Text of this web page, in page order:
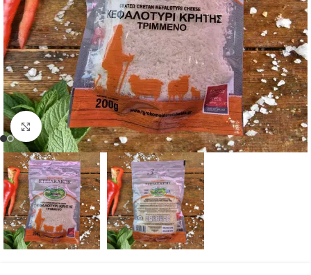
Κάντε κλικ για μεγέθυνση